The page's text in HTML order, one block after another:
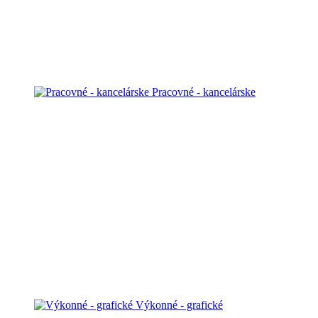
Pracovné - kancelárske
Výkonné - grafické